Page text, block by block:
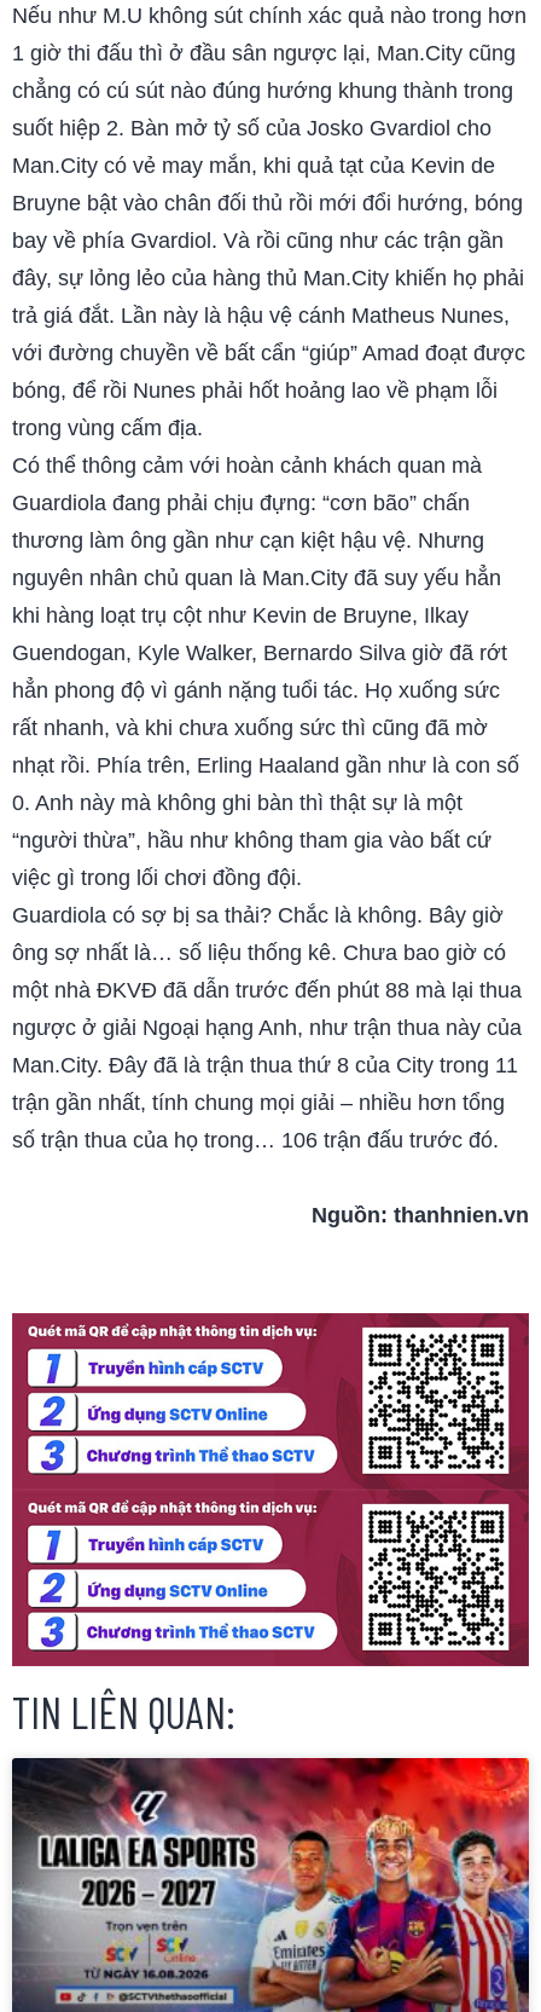
Nếu như M.U không sút chính xác quả nào trong hơn
1 giờ thi đấu thì ở đầu sân ngược lại, Man.City cũng
chẳng có cú sút nào đúng hướng khung thành trong
suốt hiệp 2. Bàn mở tỷ số của Josko Gvardiol cho
Man.City có vẻ may mắn, khi quả tạt của Kevin de
Bruyne bật vào chân đối thủ rồi mới đổi hướng, bóng
bay về phía Gvardiol. Và rồi cũng như các trận gần
đây, sự lỏng lẻo của hàng thủ Man.City khiến họ phải
trả giá đắt. Lần này là hậu vệ cánh Matheus Nunes,
với đường chuyền về bất cẩn “giúp” Amad đoạt được
bóng, để rồi Nunes phải hốt hoảng lao về phạm lỗi
trong vùng cấm địa.
Có thể thông cảm với hoàn cảnh khách quan mà
Guardiola đang phải chịu đựng: “cơn bão” chấn
thương làm ông gần như cạn kiệt hậu vệ. Nhưng
nguyên nhân chủ quan là Man.City đã suy yếu hẳn
khi hàng loạt trụ cột như Kevin de Bruyne, Ilkay
Guendogan, Kyle Walker, Bernardo Silva giờ đã rớt
hẳn phong độ vì gánh nặng tuổi tác. Họ xuống sức
rất nhanh, và khi chưa xuống sức thì cũng đã mờ
nhạt rồi. Phía trên, Erling Haaland gần như là con số
0. Anh này mà không ghi bàn thì thật sự là một
“người thừa”, hầu như không tham gia vào bất cứ
việc gì trong lối chơi đồng đội.
Guardiola có sợ bị sa thải? Chắc là không. Bây giờ
ông sợ nhất là… số liệu thống kê. Chưa bao giờ có
một nhà ĐKVĐ đã dẫn trước đến phút 88 mà lại thua
ngược ở giải Ngoại hạng Anh, như trận thua này của
Man.City. Đây đã là trận thua thứ 8 của City trong 11
trận gần nhất, tính chung mọi giải – nhiều hơn tổng
số trận thua của họ trong… 106 trận đấu trước đó.
Nguồn: thanhnien.vn
TIN LIÊN QUAN: